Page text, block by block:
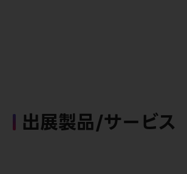
出展製品/サービス